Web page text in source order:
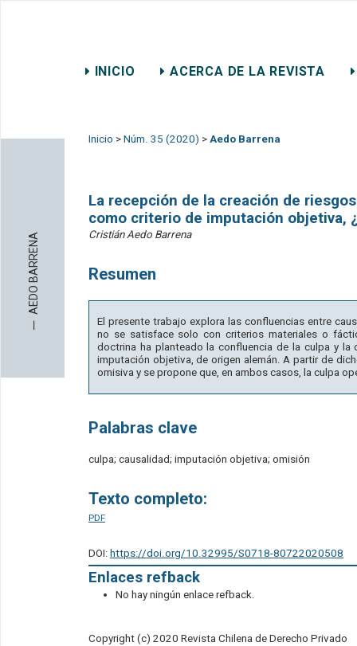
INICIO ACERCA DE LA REVISTA
─
AEDO BARRENA
Inicio > Núm. 35 (2020) > Aedo Barrena
La recepción de la creación de
como criterio de imputación objetiva,
Cristián Aedo Barrena
Resumen
El presente trabajo explora las confluencias entre
no se satisface solo con criterios materiales o
doctrina ha planteado la confluencia de la culpa y
imputación objetiva, de origen alemán. A partir de
omisiva y se propone que, en ambos casos, la culpa
Palabras clave
culpa; causalidad; imputación objetiva; omisión
Texto completo:
PDF
DOI: https://doi.org/10.32995/S0718-80722020508
Enlaces refback
No hay ningún enlace refback.
Copyright (c) 2020 Revista Chilena de Derecho Privado